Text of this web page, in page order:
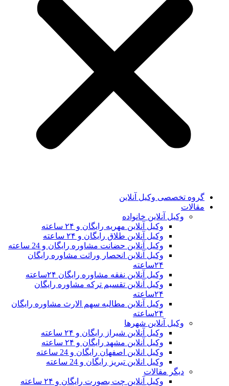
گروه تخصصی وکیل آنلاین
مقالات
وکیل آنلاین خانواده
وکیل آنلاین مهریه رایگان و ۲۴ ساعته
وکیل آنلاین طلاق رایگان و ۲۴ ساعته
وکیل آنلاین حضانت مشاوره رایگان و 24 ساعته
وکیل آنلاین انحصار وراثت مشاوره رایگان
وکیل آنلاین نفقه مشاوره رایگان ۲۴ساعته
وکیل آنلاین تقسیم ترکه مشاوره رایگان
وکیل آنلاین مطالبه سهم الارث مشاوره رایگان
وکیل آنلاین شهرها
وکیل آنلاین شیراز رایگان و ۲۴ ساعته
وکیل آنلاین مشهد رایگان و ۲۴ ساعته
وکیل انلاین اصفهان رایگان و 24 ساعته
وکیل انلاین تبریز رایگان و 24 ساعته
دیگر مقالات
وکیل آنلاین چت بصورت رایگان و ۲۴ ساعته